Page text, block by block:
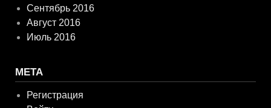
Сентябрь 2016
Август 2016
Июль 2016
МЕТА
Регистрация